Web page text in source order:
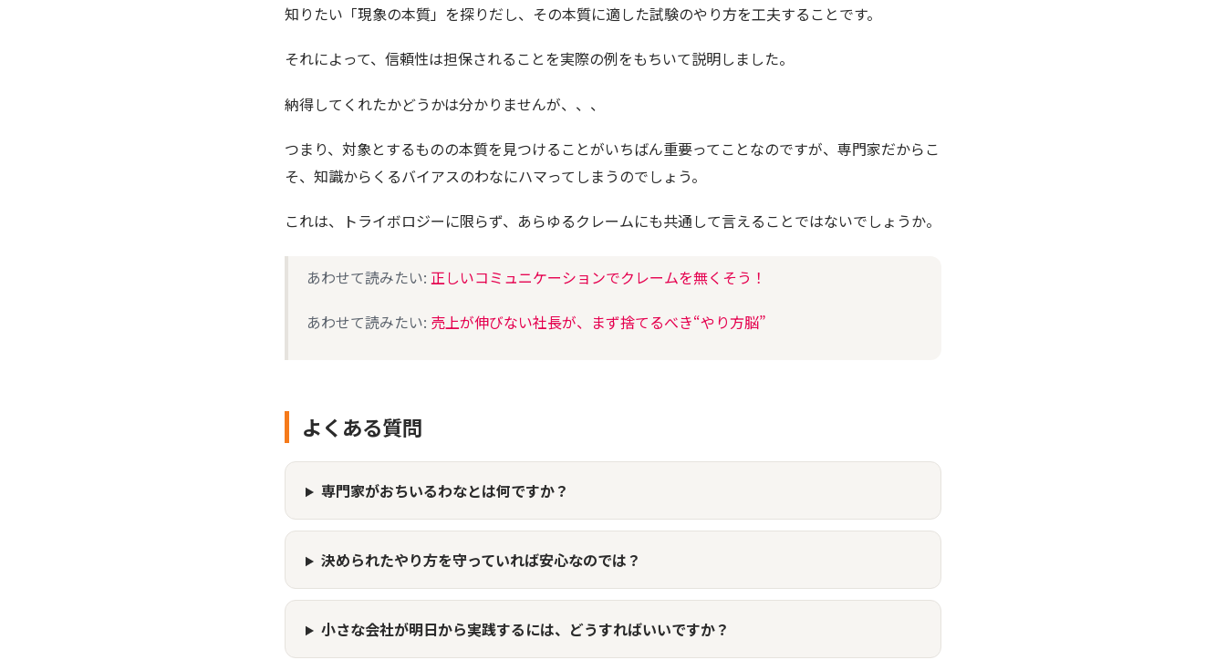
知りたい「現象の本質」を探りだし、その本質に適した試験のやり方を工夫することです。
それによって、信頼性は担保されることを実際の例をもちいて説明しました。
納得してくれたかどうかは分かりませんが、、、
つまり、対象とするものの本質を見つけることがいちばん重要ってことなのですが、専門家だからこ
そ、知識からくるバイアスのわなにハマってしまうのでしょう。
これは、トライボロジーに限らず、あらゆるクレームにも共通して言えることではないでしょうか。
あわせて読みたい: 正しいコミュニケーションでクレームを無くそう！
あわせて読みたい: 売上が伸びない社長が、まず捨てるべき“やり方脳”
よくある質問
専門家がおちいるわなとは何ですか？
決められたやり方を守っていれば安心なのでは？
小さな会社が明日から実践するには、どうすればいいですか？